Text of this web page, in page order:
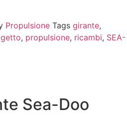
Propulsione Tags girante,
, propulsione, ricambi, SEA-
Sea-Doo